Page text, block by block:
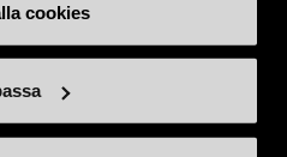
cookies